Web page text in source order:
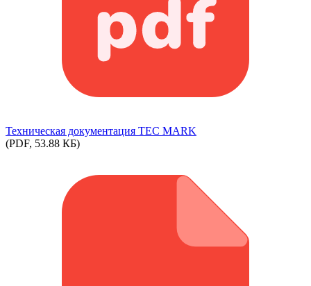
Техническая документация TEC MARK
(PDF, 53.88 КБ)